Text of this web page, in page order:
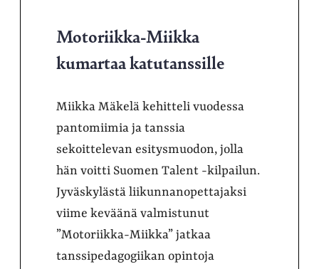
Motoriikka-Miikka
kumartaa katutanssille
Miikka Mäkelä kehitteli vuodessa
pantomiimia ja tanssia
sekoittelevan esitysmuodon, jolla
hän voitti Suomen Talent -kilpailun.
Jyväskylästä liikunnanopettajaksi
viime keväänä valmistunut
”Motoriikka-Miikka” jatkaa
tanssipedagogiikan opintoja